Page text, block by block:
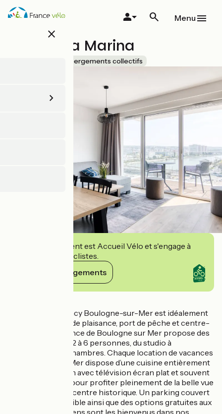
Aller
au
close
Menu
Evancy La Marina
Hébergements collectifs
Cet établissement est Accueil Vélo et s'engage à
accueillir des cyclistes.
Voir ses engagements
La résidence Evancy Boulogne-sur-Mer est idéalement
située entre port de plaisance, port de pêche et centre-
ville. Notre résidence de Boulogne sur Mer propose des
appartements de 2 à 6 personnes, du studio à
l'appartement 3 chambres. Chaque location de vacances
à Boulogne-Sur-Mer dispose d’une cuisine entièrement
équipée, d’un salon avec télévision écran plat et souvent
d’un balcon, idéal pour profiter pleinement de la belle vue
sur la marina et le centre historique. Un parking couvert
payant est disponible ainsi que des options gratuites aux
alentours. Les chiens sont les bienvenus dans nos